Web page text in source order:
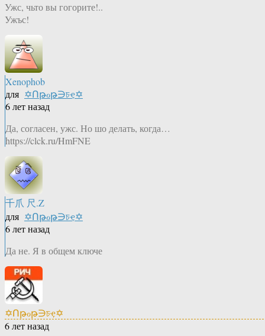
Ужс, чьто вы гогорите!..
Ужъс!
Xenophob
для ✡Ոթℴթ∋চҿ✡
6 лет назад
Да, согласен, ужс. Но шо делать, когда…
https://clck.ru/HmFNE
千爪 尺.Z
для ✡Ոթℴթ∋চҿ✡
6 лет назад
Да не. Я в общем ключе
✡Ոթℴթ∋চҿ✡
6 лет назад